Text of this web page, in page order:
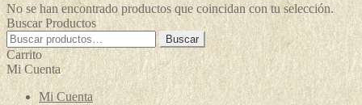
No se han encontrado productos que coincidan con tu selección.
Buscar Productos
Buscar
por:
Buscar
Carrito
Mi Cuenta
Mi Cuenta